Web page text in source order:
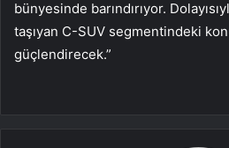
bünyesinde barındırıyor.
taşıyan C-SUV segmentindeki
güçlendirecek.”